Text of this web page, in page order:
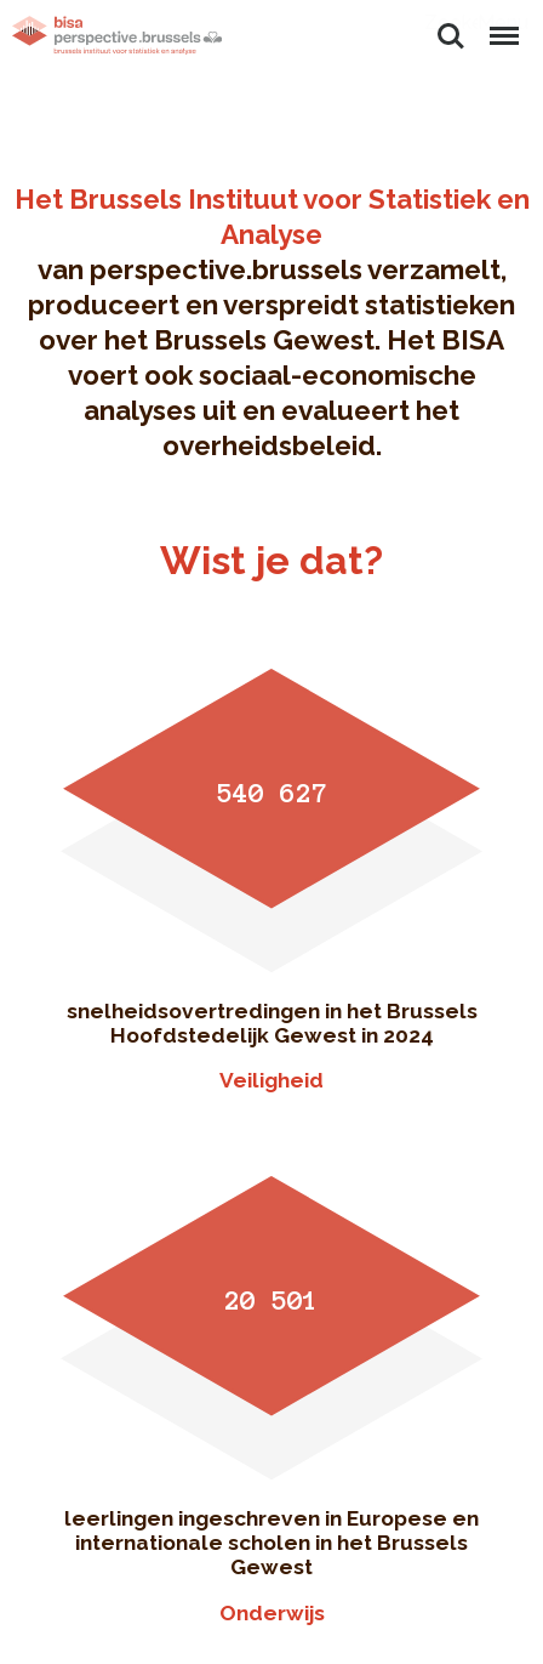
ZoekenMenu
Het Brussels Instituut voor Statistiek en
Analyse
van perspective.brussels verzamelt,
produceert en verspreidt statistieken
over het Brussels Gewest. Het BISA
voert ook sociaal-economische
analyses uit en evalueert het
overheidsbeleid.
Wist je dat?
540 627
snelheidsovertredingen in het Brussels
Hoofdstedelijk Gewest in 2024
Veiligheid
20 501
leerlingen ingeschreven in Europese en
internationale scholen in het Brussels
Gewest
Onderwijs